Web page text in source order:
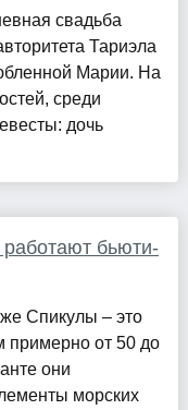
свадьба
Тариэла
Марии. На
среди
дочь
бьюти-
Спикулы – это
примерно от 50 до
они
морских